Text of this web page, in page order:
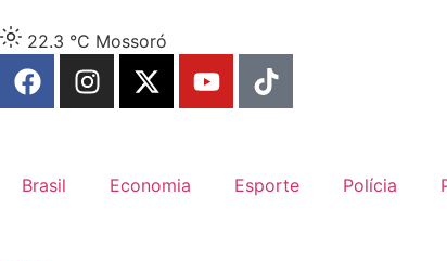
22.3 °C Mossoró
Brasil Economia Esporte Polícia